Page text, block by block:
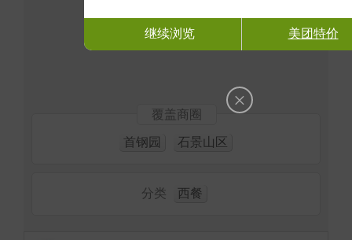
覆盖商圈
首钢园 石景山区
分类 西餐
×
继续浏览 美团特价